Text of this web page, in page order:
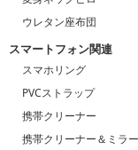
ウレタン座布団
スマートフォン関連
スマホリング
PVCストラップ
携帯クリーナー
携帯クリーナー＆ミラー